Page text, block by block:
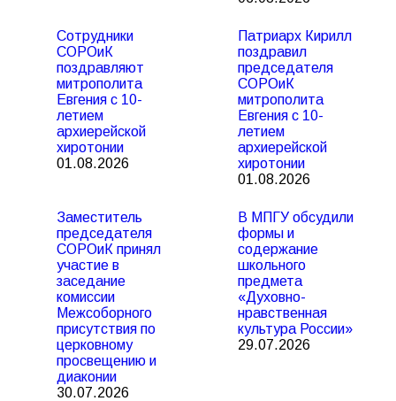
Сотрудники
СОРОиК
поздравляют
митрополита
Евгения с 10-
летием
архиерейской
хиротонии
01.08.2026
Патриарх Кирилл
поздравил
председателя
СОРОиК
митрополита
Евгения с 10-
летием
архиерейской
хиротонии
01.08.2026
Заместитель
председателя
СОРОиК принял
участие в
заседание
комиссии
Межсоборного
присутствия по
церковному
просвещению и
диаконии
30.07.2026
В МПГУ обсудили
формы и
содержание
школьного
предмета
«Духовно-
нравственная
культура России»
29.07.2026